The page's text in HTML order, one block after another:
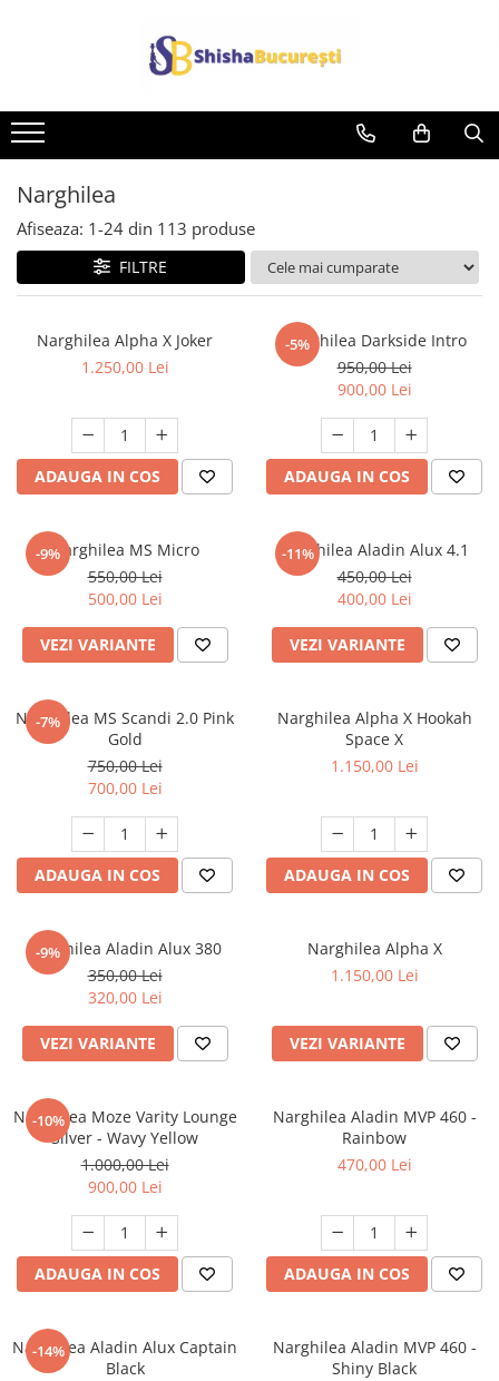
Narghilea
Afiseaza: 1-24 din 113 produse
FILTRE
Narghilea Alpha X Joker
1.250,00 Lei
ADAUGA IN COS
-5%
Narghilea Darkside Intro
950,00 Lei
900,00 Lei
ADAUGA IN COS
-9%Narghilea MS Micro
550,00 Lei
500,00 Lei
VEZI VARIANTE
-11%
Narghilea Aladin Alux 4.1
450,00 Lei
400,00 Lei
VEZI VARIANTE
-7%
Narghilea MS Scandi 2.0 Pink
Gold
750,00 Lei
700,00 Lei
ADAUGA IN COS
Narghilea Alpha X Hookah
Space X
1.150,00 Lei
ADAUGA IN COS
-9%
Narghilea Aladin Alux 380
350,00 Lei
320,00 Lei
VEZI VARIANTE
Narghilea Alpha X
1.150,00 Lei
VEZI VARIANTE
-10%
Narghilea Moze Varity Lounge
Silver - Wavy Yellow
1.000,00 Lei
900,00 Lei
ADAUGA IN COS
Narghilea Aladin MVP 460 -
Rainbow
470,00 Lei
ADAUGA IN COS
-14%
Narghilea Aladin Alux Captain
Black
Narghilea Aladin MVP 460 -
Shiny Black